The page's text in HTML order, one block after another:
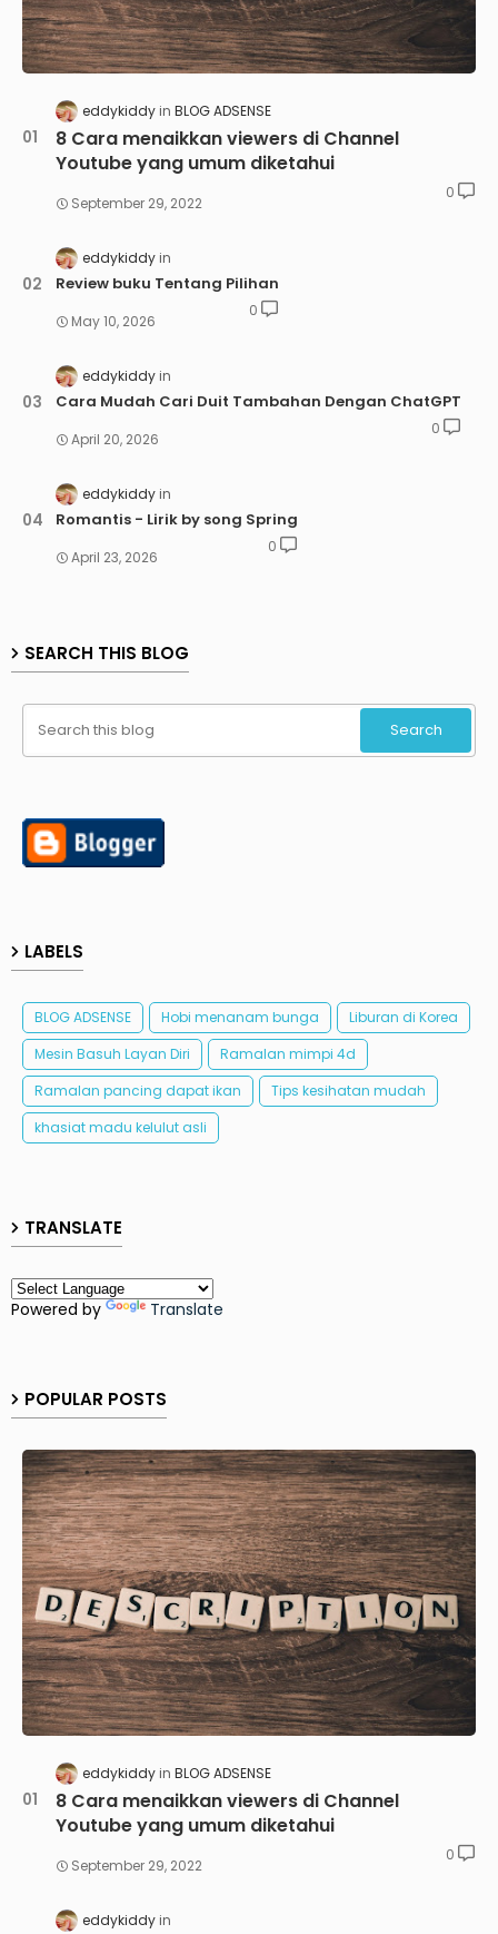
eddykiddy BLOG ADSENSE
8 Cara menaikkan viewers di Channel
Youtube yang umum diketahui
September 29, 2022
0
eddykiddy
Review buku Tentang Pilihan
May 10, 2026
0
eddykiddy
Cara Mudah Cari Duit Tambahan Dengan ChatGPT
April 20, 2026
0
eddykiddy
Romantis - Lirik by song Spring
April 23, 2026
0
SEARCH THIS BLOG
LABELS
BLOG ADSENSE Hobi menanam bunga
Liburan di Korea
Mesin Basuh Layan Diri
Ramalan mimpi 4d
Ramalan pancing dapat ikan
Tips kesihatan mudah
khasiat madu kelulut asli
TRANSLATE
Powered by Translate
POPULAR POSTS
eddykiddy BLOG ADSENSE
8 Cara menaikkan viewers di Channel
Youtube yang umum diketahui
September 29, 2022
0
eddykiddy